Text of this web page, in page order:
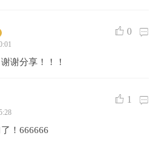
0
谢分享！！！
1
！666666